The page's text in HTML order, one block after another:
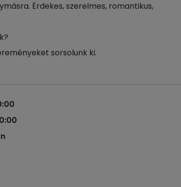
Érdekes, szerelmes, romantikus,
sorsolunk ki.